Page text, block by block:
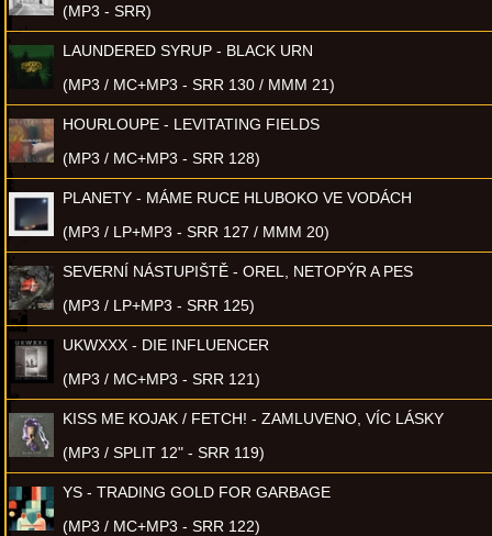
(MP3 - SRR)
LAUNDERED SYRUP - BLACK URN
(MP3 / MC+MP3 - SRR 130 / MMM 21)
HOURLOUPE - LEVITATING FIELDS
(MP3 / MC+MP3 - SRR 128)
PLANETY - MÁME RUCE HLUBOKO VE VODÁCH
(MP3 / LP+MP3 - SRR 127 / MMM 20)
SEVERNÍ NÁSTUPIŠTĚ - OREL, NETOPÝR A PES
(MP3 / LP+MP3 - SRR 125)
UKWXXX - DIE INFLUENCER
(MP3 / MC+MP3 - SRR 121)
KISS ME KOJAK / FETCH! - ZAMLUVENO, VÍC LÁSKY
(MP3 / SPLIT 12" - SRR 119)
YS - TRADING GOLD FOR GARBAGE
(MP3 / MC+MP3 - SRR 122)